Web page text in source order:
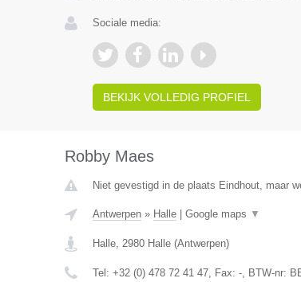
Sociale media:
BEKIJK VOLLEDIG PROFIEL
Robby Maes
Niet gevestigd in de plaats Eindhout, maar
Antwerpen» Halle| Google maps ▼
Halle, 2980 Halle(Antwerpen)
Tel: +32 (0) 478 72 41 47, Fax: -, BTW-nr: